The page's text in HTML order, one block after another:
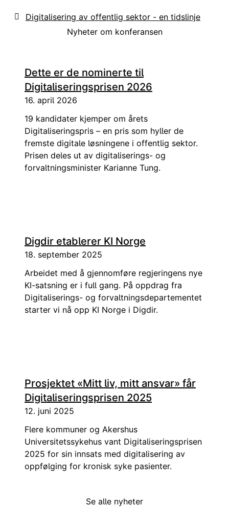
Digitalisering av offentlig sektor - en tidslinje
Nyheter om konferansen
Dette er de nominerte til
Digitaliseringsprisen 2026
16. april 2026
19 kandidater kjemper om årets
Digitaliseringspris – en pris som hyller de
fremste digitale løsningene i offentlig sektor.
Prisen deles ut av digitaliserings- og
forvaltningsminister Karianne Tung.
Digdir etablerer KI Norge
18. september 2025
Arbeidet med å gjennomføre regjeringens nye
KI-satsning er i full gang. På oppdrag fra
Digitaliserings- og forvaltningsdepartementet
starter vi nå opp KI Norge i Digdir.
Prosjektet «Mitt liv, mitt ansvar» får
Digitaliseringsprisen 2025
12. juni 2025
Flere kommuner og Akershus
Universitetssykehus vant Digitaliseringsprisen
2025 for sin innsats med digitalisering av
oppfølging for kronisk syke pasienter.
Se alle nyheter